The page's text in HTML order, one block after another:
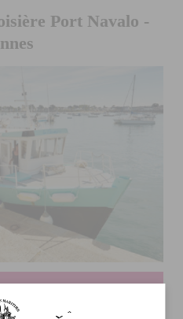
Port Navalo -
: Port Navalo